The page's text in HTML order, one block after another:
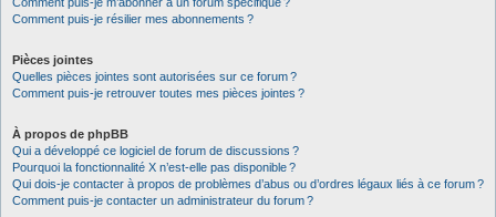
Comment puis-je résilier mes abonnements ?
Pièces jointes
Quelles pièces jointes sont autorisées sur ce forum ?
Comment puis-je retrouver toutes mes pièces jointes ?
À propos de phpBB
Qui a développé ce logiciel de forum de discussions ?
Pourquoi la fonctionnalité X n’est-elle pas disponible ?
Qui dois-je contacter à propos de problèmes d’abus ou d’ordres légaux liés à ce forum ?
Comment puis-je contacter un administrateur du forum ?